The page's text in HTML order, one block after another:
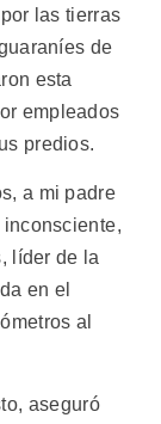
las tierras
de
esta
empleados
predios.
a mi padre
líder de la
en el
al
aseguró